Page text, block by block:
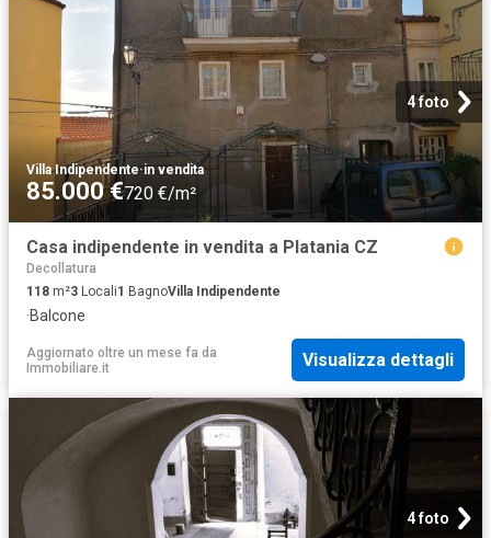
4 foto
Villa Indipendente·in vendita
85.000 €720 €/m²
Casa indipendente in vendita a Platania CZ
Decollatura
118 m²3 Locali1 BagnoVilla Indipendente
·Balcone
Aggiornato oltre un mese fa da
Immobiliare.it
Visualizza dettagli
4 foto